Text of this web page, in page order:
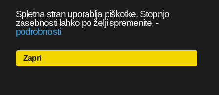
Spletna stran uporablja piškotke. Stopnjo
zasebnosti lahko po želji spremenite. -
podrobnosti
Zapri